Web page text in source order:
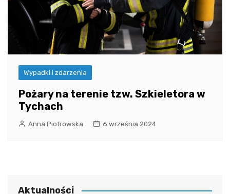
Wypadki i zdarzenia
Pożary na terenie tzw. Szkieletora w
Tychach
Anna Piotrowska 6 września 2024
Aktualności